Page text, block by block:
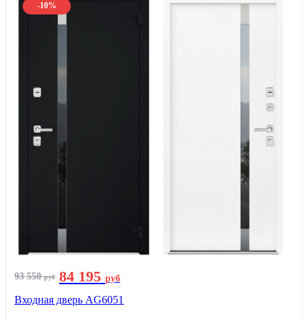
-10%
93 550руб 84 195 руб
Входная дверь AG6051